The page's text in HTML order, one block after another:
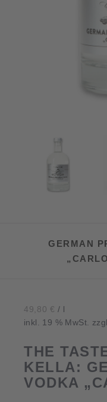
GERMAN
49,80 € /
inkl. 19 % MwSt.
THE
KELLA:
VODKA